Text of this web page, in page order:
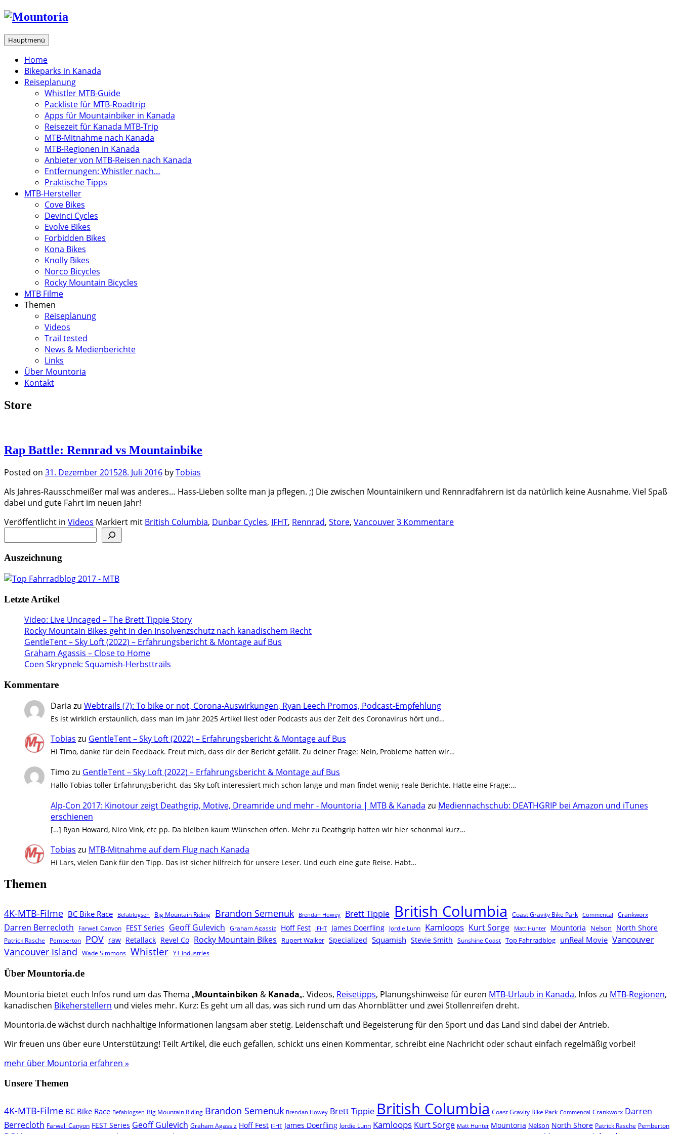
Zum
Inhalt
springen
Hauptmenü
Home
Bikeparks in Kanada
Reiseplanung
Whistler MTB-Guide
Packliste für MTB-Roadtrip
Apps für Mountainbiker in Kanada
Reisezeit für Kanada MTB-Trip
MTB-Mitnahme nach Kanada
MTB-Regionen in Kanada
Anbieter von MTB-Reisen nach Kanada
Entfernungen: Whistler nach…
Praktische Tipps
MTB-Hersteller
Cove Bikes
Devinci Cycles
Evolve Bikes
Forbidden Bikes
Kona Bikes
Knolly Bikes
Norco Bicycles
Rocky Mountain Bicycles
MTB Filme
Themen
Reiseplanung
Videos
Trail tested
News & Medienberichte
Links
Über Mountoria
Kontakt
Store
Rap Battle: Rennrad vs Mountainbike
Posted on 31. Dezember 201528. Juli 2016 byTobias
Als Jahres-Rausschmeißer mal was anderes… Hass-Lieben sollte man ja pflegen. ;) Die zwischen Mountainikern und Rennradfahrern ist da natürlich keine Ausnahme. Viel Spaß
dabei und gute Fahrt im neuen Jahr!
Veröffentlicht in Videos Markiert mit British Columbia, Dunbar Cycles, IFHT, Rennrad, Store, Vancouver3 Kommentare
Auszeichnung
Letzte Artikel
Video: Live Uncaged – The Brett Tippie Story
Rocky Mountain Bikes geht in den Insolvenzschutz nach kanadischem Recht
GentleTent – Sky Loft (2022) – Erfahrungsbericht & Montage auf Bus
Graham Agassis – Close to Home
Coen Skrypnek: Squamish-Herbsttrails
Kommentare
Daria zu Webtrails (7): To bike or not, Corona-Auswirkungen, Ryan Leech Promos, Podcast-Empfehlung
Es ist wirklich erstaunlich, dass man im Jahr 2025 Artikel liest oder Podcasts aus der Zeit des Coronavirus hört und…
Tobias zu GentleTent – Sky Loft (2022) – Erfahrungsbericht & Montage auf Bus
Hi Timo, danke für dein Feedback. Freut mich, dass dir der Bericht gefällt. Zu deiner Frage: Nein, Probleme hatten wir…
Timo zu GentleTent – Sky Loft (2022) – Erfahrungsbericht & Montage auf Bus
Hallo Tobias toller Erfahrungsbericht, das Sky Loft interessiert mich schon lange und man findet wenig reale Berichte. Hätte eine Frage:…
Alp-Con 2017: Kinotour zeigt Deathgrip, Motive, Dreamride und mehr - Mountoria | MTB & Kanada zu Mediennachschub: DEATHGRIP bei Amazon und iTunes
erschienen
[…] Ryan Howard, Nico Vink, etc pp. Da bleiben kaum Wünschen offen. Mehr zu Deathgrip hatten wir hier schonmal kurz…
Tobias zu MTB-Mitnahme auf dem Flug nach Kanada
Hi Lars, vielen Dank für den Tipp. Das ist sicher hilfreich für unsere Leser. Und euch eine gute Reise. Habt…
Themen
4K-MTB-Filme BC Bike Race Befablogsen Big Mountain Riding Brandon Semenuk Brendan Howey Brett Tippie British Columbia Coast Gravity Bike Park Commencal Crankworx
Darren Berrecloth Farwell Canyon FEST Series Geoff Gulevich Graham Agassiz Hoff Fest IFHT James Doerfling Jordie Lunn Kamloops Kurt Sorge Matt Hunter Mountoria Nelson North Shore
Patrick Rasche Pemberton POV raw Retallack Revel Co Rocky Mountain Bikes Rupert Walker Specialized Squamish Stevie Smith Sunshine Coast Top Fahrradblog unReal Movie Vancouver
Vancouver Island Wade Simmons Whistler YT Industries
Über Mountoria.de
Mountoria bietet euch Infos rund um das Thema „Mountainbiken & Kanada„. Videos, Reisetipps, Planungshinweise für euren MTB-Urlaub in Kanada, Infos zu MTB-Regionen,
kanadischen Bikeherstellern und vieles mehr. Kurz: Es geht um all das, was sich rund um das Ahornblätter und zwei Stollenreifen dreht.
Mountoria.de wächst durch nachhaltige Informationen langsam aber stetig. Leidenschaft und Begeisterung für den Sport und das Land sind dabei der Antrieb.
Wir freuen uns über eure Unterstützung! Teilt Artikel, die euch gefallen, schickt uns einen Kommentar, schreibt eine Nachricht oder schaut einfach regelmäßig vorbei!
mehr über Mountoria erfahren »
Unsere Themen
4K-MTB-Filme BC Bike Race Befablogsen Big Mountain Riding Brandon Semenuk Brendan Howey Brett Tippie British Columbia Coast Gravity Bike Park Commencal Crankworx Darren
Berrecloth Farwell Canyon FEST Series Geoff Gulevich Graham Agassiz Hoff Fest IFHT James Doerfling Jordie Lunn Kamloops Kurt Sorge Matt Hunter Mountoria Nelson North Shore Patrick Rasche Pemberton